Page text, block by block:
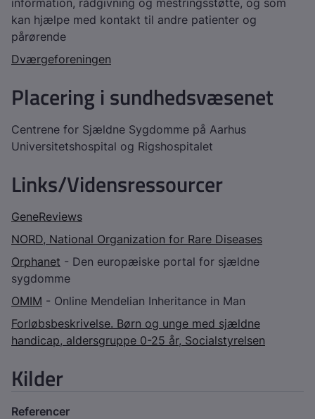
information, rådgivning og mestringsstøtte, og som
kan hjælpe med kontakt til andre patienter og
pårørende
Dværgeforeningen
Placering i sundhedsvæsenet
Centrene for Sjældne Sygdomme på Aarhus
Universitetshospital og Rigshospitalet
Links/Vidensressourcer
GeneReviews
NORD, National Organization for Rare Diseases
Orphanet - Den europæiske portal for sjældne
sygdomme
OMIM - Online Mendelian Inheritance in Man
Forløbsbeskrivelse. Børn og unge med sjældne
handicap, aldersgruppe 0-25 år, Socialstyrelsen
Kilder
Referencer